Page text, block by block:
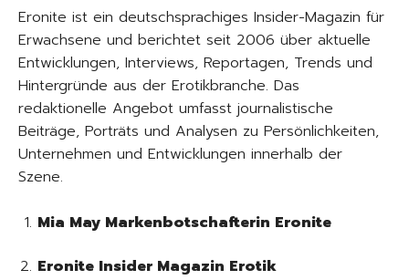
Eronite ist ein deutschsprachiges Insider-Magazin für
Erwachsene und berichtet seit 2006 über aktuelle
Entwicklungen, Interviews, Reportagen, Trends und
Hintergründe aus der Erotikbranche. Das
redaktionelle Angebot umfasst journalistische
Beiträge, Porträts und Analysen zu Persönlichkeiten,
Unternehmen und Entwicklungen innerhalb der
Szene.
Mia May Markenbotschafterin Eronite
Eronite Insider Magazin Erotik